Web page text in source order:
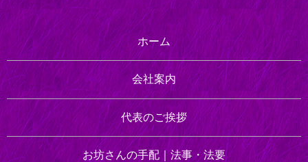
ホーム
会社案内
代表のご挨拶
お坊さんの手配｜法事・法要